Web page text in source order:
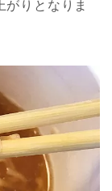
がりとなりま